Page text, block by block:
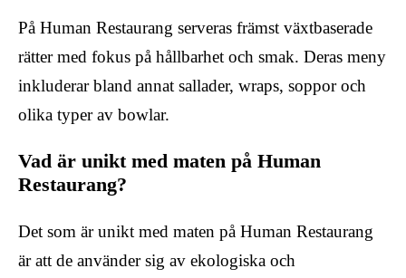
På Human Restaurang serveras främst växtbaserade
rätter med fokus på hållbarhet och smak. Deras meny
inkluderar bland annat sallader, wraps, soppor och
olika typer av bowlar.
Vad är unikt med maten på Human
Restaurang?
Det som är unikt med maten på Human Restaurang
är att de använder sig av ekologiska och